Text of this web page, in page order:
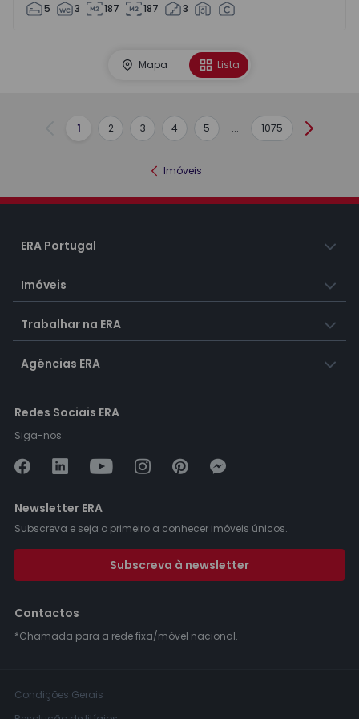
5 3 187 187 3
Mapa Lista
Anterior
1 2 3 4 5 ... 1075
Imóveis
ERA Portugal
Imóveis
Trabalhar na ERA
Agências ERA
Redes Sociais ERA
Siga-nos:
Newsletter ERA
Subscreva e seja o primeiro a conhecer imóveis únicos.
Subscreva à newsletter
Contactos
*Chamada para a rede fixa/móvel nacional.
Condições Gerais